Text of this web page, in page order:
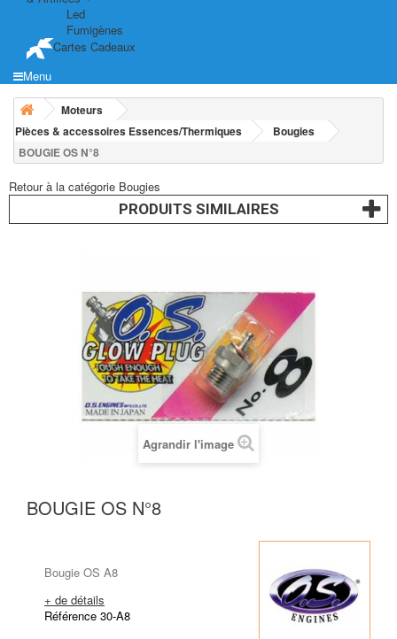
Led
Fumigènes
Cartes Cadeaux
Menu
Moteurs
Pièces & accessoires Essences/Thermiques
Bougies
BOUGIE OS N°8
Retour à la catégorie Bougies
PRODUITS SIMILAIRES
Agrandir l'image
BOUGIE OS N°8
Bougie OS A8
+ de détails
Référence 30-A8